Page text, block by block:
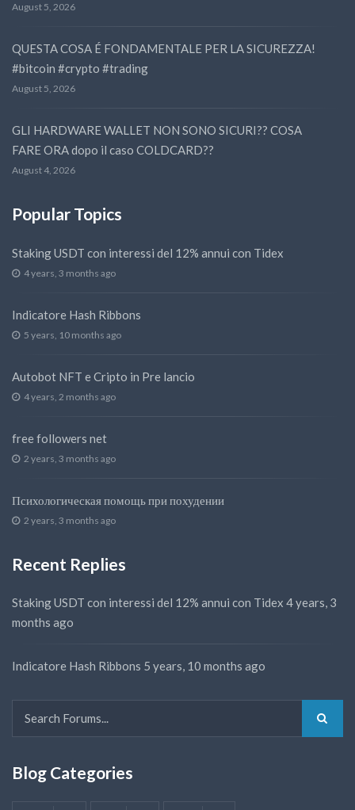
August 5, 2026
QUESTA COSA É FONDAMENTALE PER LA SICUREZZA!
#bitcoin #crypto #trading
August 5, 2026
GLI HARDWARE WALLET NON SONO SICURI?? COSA
FARE ORA dopo il caso COLDCARD??
August 4, 2026
Popular Topics
Staking USDT con interessi del 12% annui con Tidex
4 years, 3 months ago
Indicatore Hash Ribbons
5 years, 10 months ago
Autobot NFT e Cripto in Pre lancio
4 years, 2 months ago
free followers net
2 years, 3 months ago
Психологическая помощь при похудении
2 years, 3 months ago
Recent Replies
Staking USDT con interessi del 12% annui con Tidex 4 years, 3
months ago
Indicatore Hash Ribbons 5 years, 10 months ago
Blog Categories